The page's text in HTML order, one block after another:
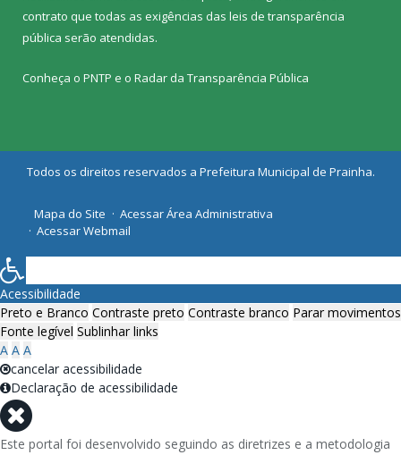
contrato que todas as exigências das leis de transparência
pública serão atendidas.
Conheça o PNTP e o Radar da Transparência Pública
Todos os direitos reservados a Prefeitura Municipal de Prainha.
Mapa do Site
Acessar Área Administrativa
Acessar Webmail
Acessibilidade
Preto e Branco Contraste preto Contraste branco Parar movimentos
Fonte legível Sublinhar links
A A A
cancelar acessibilidade
Declaração de acessibilidade
Este portal foi desenvolvido seguindo as diretrizes e a metodologia